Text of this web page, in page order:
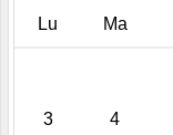
Lu Ma
3 4